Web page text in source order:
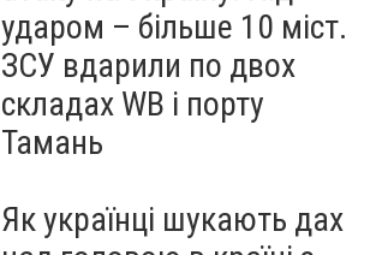
ударом – більше 10 міст.
ЗСУ вдарили по двох
складах WB і порту
Тамань
Як українці шукають дах